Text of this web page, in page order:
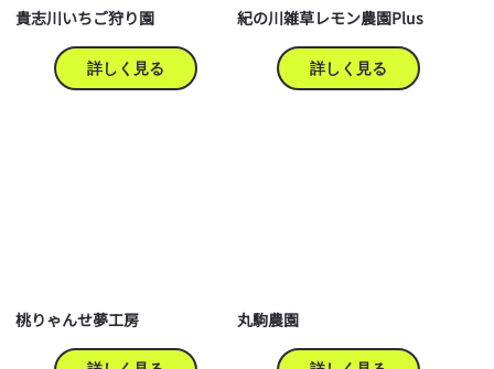
貴志川いちご狩り園
詳しく見る
紀の川雑草レモン農園Plus
詳しく見る
桃りゃんせ夢工房 丸駒農園